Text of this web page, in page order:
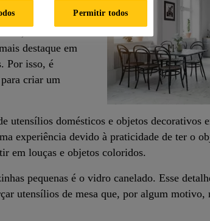
destaque em
Por isso, é
criar um
utensílios domésticos e objetos decorativos
experiência devido à praticidade de ter o
em louças e objetos coloridos.
pequenas é o vidro canelado. Esse
utensílios de mesa que, por algum motivo,
Permitir todos